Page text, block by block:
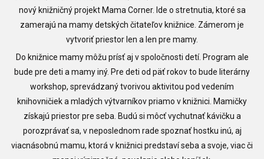
nový knižničný projekt Mama Corner. Ide o stretnutia, ktoré sa
zamerajú na mamy detských čitateľov knižnice. Zámerom je
vytvoriť priestor len a len pre mamy.
Do knižnice mamy môžu prísť aj v spoločnosti detí. Program ale
bude pre deti a mamy iný. Pre deti od päť rokov to bude literárny
workshop, sprevádzaný tvorivou aktivitou pod vedením
knihovničiek a mladých výtvarníkov priamo v knižnici. Mamičky
získajú priestor pre seba. Budú si môcť vychutnať kávičku a
porozprávať sa, v neposlednom rade spoznať hostku inú, aj
viacnásobnú mamu, ktorá v knižnici predstaví seba a svoje, viac či